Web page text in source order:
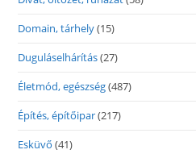
Domain, tárhely(15)
Duguláselhárítás(27)
Életmód, egészség(487)
Építés, építőipar(217)
Esküvő (41)